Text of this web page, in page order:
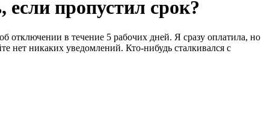
пропустил срок?
отключении в течение 5 рабочих дней. Я сразу оплатила, но
нет никаких уведомлений. Кто-нибудь сталкивался с